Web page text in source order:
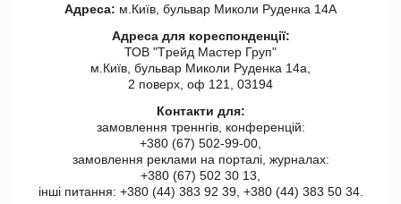
Адреса: м.Київ, бульвар Миколи Руденка 14А
Адреса для кореспонденції:
ТОВ "Tрейд Мастер Груп"
м.Київ, бульвар Миколи Руденка 14а,
2 поверх, оф 121, 03194
Контакти для:
замовлення треннгів, конференцій:
+380 (67) 502-99-00,
замовлення реклами на порталі, журналах:
+380 (67) 502 30 13,
інші питання: +380 (44) 383 92 39, +380 (44) 383 50 34.